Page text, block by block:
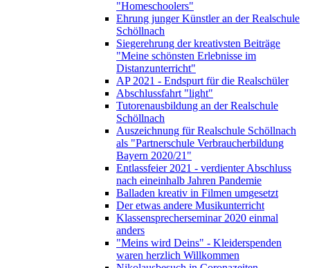
"Homeschoolers"
Ehrung junger Künstler an der Realschule
Schöllnach
Siegerehrung der kreativsten Beiträge
"Meine schönsten Erlebnisse im
Distanzunterricht"
AP 2021 - Endspurt für die Realschüler
Abschlussfahrt "light"
Tutorenausbildung an der Realschule
Schöllnach
Auszeichnung für Realschule Schöllnach
als "Partnerschule Verbraucherbildung
Bayern 2020/21"
Entlassfeier 2021 - verdienter Abschluss
nach eineinhalb Jahren Pandemie
Balladen kreativ in Filmen umgesetzt
Der etwas andere Musikunterricht
Klassensprecherseminar 2020 einmal
anders
"Meins wird Deins" - Kleiderspenden
waren herzlich Willkommen